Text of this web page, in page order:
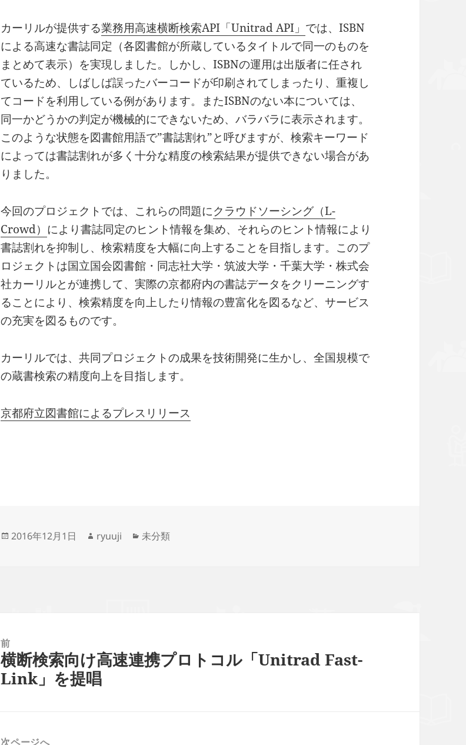
カーリルが提供する業務用高速横断検索API「Unitrad API」 では、ISBN
による高速な書誌同定（各図書館が所蔵しているタイトルで同一のものを
まとめて表示）を実現しました。しかし、ISBNの運用は出版者に任され
ているため、しばしば誤ったバーコードが印刷されてしまったり、重複し
てコードを利用している例があります。またISBNのない本については、
同一かどうかの判定が機械的にできないため、バラバラに表示されます。
このような状態を図書館用語で”書誌割れ”と呼びますが、検索キーワード
によっては書誌割れが多く十分な精度の検索結果が提供できない場合があ
りました。
今回のプロジェクトでは、これらの問題にクラウドソーシング（L-
Crowd） により書誌同定のヒント情報を集め、それらのヒント情報により
書誌割れを抑制し、検索精度を大幅に向上することを目指します。このプ
ロジェクトは国立国会図書館・同志社大学・筑波大学・千葉大学・株式会
社カーリルとが連携して、実際の京都府内の書誌データをクリーニングす
ることにより、検索精度を向上したり情報の豊富化を図るなど、サービス
の充実を図るものです。
カーリルでは、共同プロジェクトの成果を技術開発に生かし、全国規模で
の蔵書検索の精度向上を目指します。
京都府立図書館によるプレスリリース
投
2016年12月1日
作
ryuuji
カ
未分類
前
前
の
横断検索向け高速連携プロトコル「Unitrad Fast-
Link」を提唱
次ページへ